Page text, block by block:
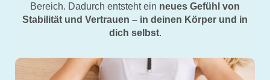
Bereich. Dadurch entsteht ein neues Gefühl von
Stabilität und Vertrauen – in deinen Körper und in
dich selbst.